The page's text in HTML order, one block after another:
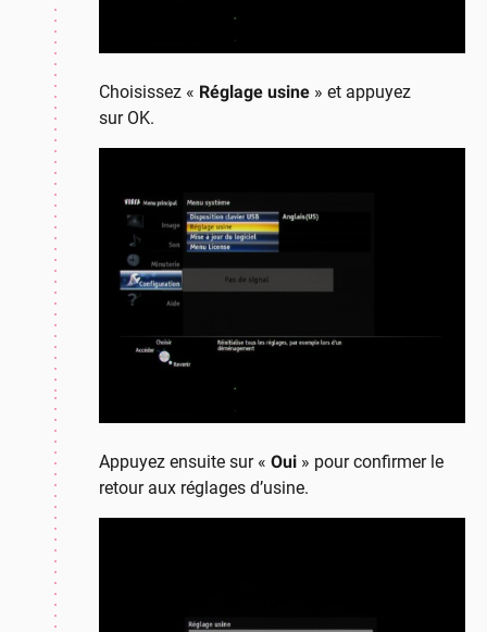
Choisissez « Réglage usine» et appuyez
sur OK.
Appuyez ensuite sur « Oui » pour confirmer le
retour aux réglages d’usine.